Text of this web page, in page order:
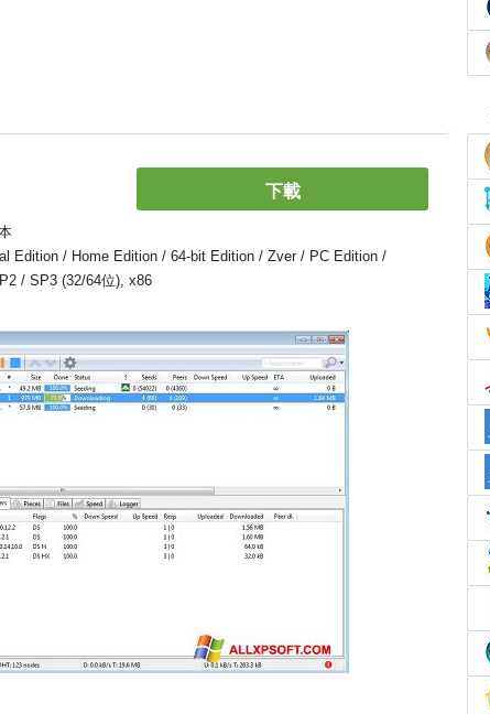
下載
Edition / Home Edition / 64-bit Edition / Zver / PC Edition /
/ SP3 (32/64位), x86